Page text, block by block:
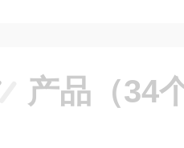
产品（34